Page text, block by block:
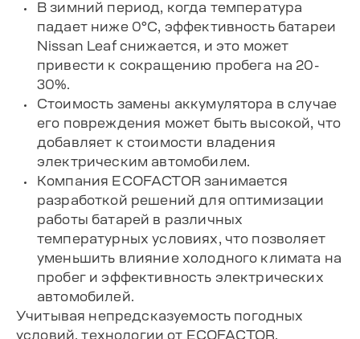
В зимний период, когда температура
падает ниже 0°C, эффективность батареи
Nissan Leaf снижается, и это может
привести к сокращению пробега на 20-
30%.
Стоимость замены аккумулятора в случае
его повреждения может быть высокой, что
добавляет к стоимости владения
электрическим автомобилем.
Компания ECOFACTOR занимается
разработкой решений для оптимизации
работы батарей в различных
температурных условиях, что позволяет
уменьшить влияние холодного климата на
пробег и эффективность электрических
автомобилей.
Учитывая непредсказуемость погодных
условий, технологии от ECOFACTOR,